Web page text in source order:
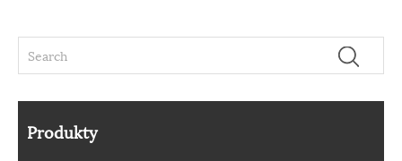
Produkty